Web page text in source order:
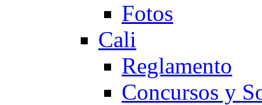
Fotos
Cali
Reglamento
Concursos y